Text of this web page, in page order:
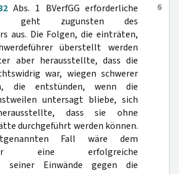
6
Abs. 1 BVerfGG erforderliche
geht zugunsten des
aus. Die Folgen, die einträten,
überstellt werden
aber herausstellte, dass die
war, wiegen schwerer
die entstünden, wenn die
untersagt bliebe, sich
dass sie ohne
durchgeführt werden können.
Fall wäre dem
eine erfolgreiche
seiner Einwände gegen die